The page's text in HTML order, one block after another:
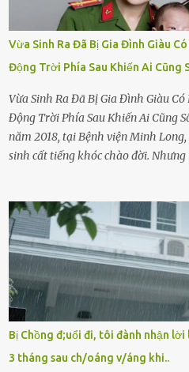
Vừa Sinh Ra Đã Bị Gia Đình Giàu
Động Trời Phía Sau Khiến Ai Cũng
Vừa Sinh Ra Đã Bị Gia Đình Giàu
Động Trời Phía Sau Khiến Ai Cũng
năm 2018, tại Bệnh viện Minh
sinh cất tiếng khóc chào đời. Nhưng
hảo, địa vị cao sang của ông Trần
Tùng, một doanh nhân quyền lực
bà Đỗ Thị Nga, lập tức ra quyết
viện cớ “không đủ khả năng nuôi
quyền giám hộ, yêu cầu bệnh viện
bỏ rơi. Trong khi ấy, con gái ruột
mê man sau sinh, hoàn toàn
Thiếu úy Nguyễn Thị Mai, một nữ
tình cờ chứng kiến giây phút bé bị
Bị Chồng đ;uổi đi, tôi đành nhận lời
3 tháng sau ch/oáng v/áng khi..